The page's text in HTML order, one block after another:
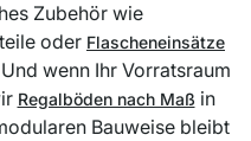
Zubehör wie
oder Flascheneinsätze
wenn Ihr Vorratsraum
Regalböden nach Maß in
Bauweise bleibt